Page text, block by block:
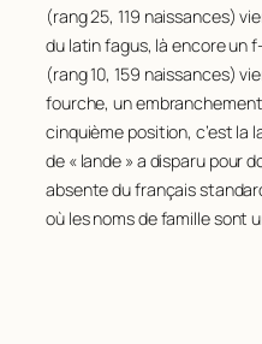
(rang 25, 119 naissances)
du latinfagus, là encore unf-
(rang 10, 159 naissances)
fourche, un
cinquième position, c’est la
de « lande » a disparu pour
absente du français
où les noms de famille sont